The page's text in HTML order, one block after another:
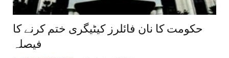
حکومت کا نان فائلرز کیٹیگری ختم کرنے کا
فیصلہ